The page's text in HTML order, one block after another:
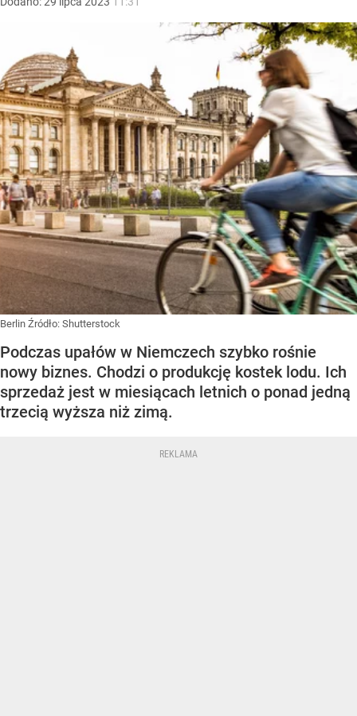
Berlin Źródło: Shutterstock
Podczas upałów w Niemczech szybko rośnie
nowy biznes. Chodzi o produkcję kostek lodu. Ich
sprzedaż jest w miesiącach letnich o ponad jedną
trzecią wyższa niż zimą.